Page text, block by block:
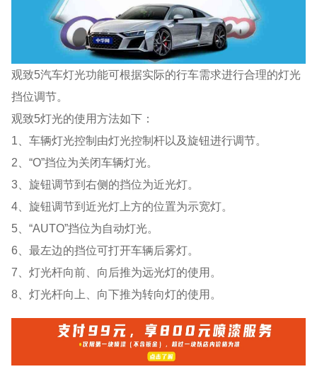
观致5汽车灯光功能可根据实际的行车需求进行合理的灯光
挡位调节。
观致5灯光的使用方法如下：
1、车辆灯光控制由灯光控制杆以及旋钮进行调节。
2、“O”挡位为关闭车辆灯光。
3、旋钮调节到右侧的挡位为近光灯。
4、旋钮调节到近光灯上方的位置为示宽灯。
5、“AUTO”挡位为自动灯光。
6、最左边的挡位可打开车辆后雾灯。
7、灯光杆向前、向后推为远光灯的使用。
8、灯光杆向上、向下推为转向灯的使用。